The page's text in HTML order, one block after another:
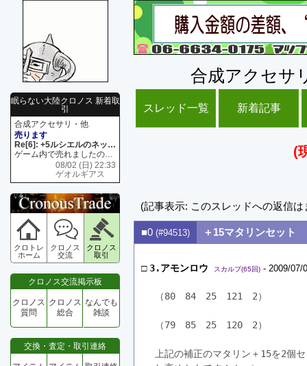
眠らない大陸クロノス 新着取
引
合成アクセサリ・他
売ります
Re[6]: +5ルシエルのネックレス
ゲーム内で売れましたので 在庫がネク1 リング4 となります リングのお値段は80G といたします
08/02 (日) 22:33
ゲオルギアス
クロトレ
ホーム
クロノス
交流
クロノス
取引
クロノス交流掲示板
クロノス
質問
クロノス
総合
なんでも
雑談
交換・査定・取引連絡
合成アクセサ
スレッド一覧 新着記事
(
(記事表示: このスレッドへの返信
■0 (#94513) ＋15マタリンセット
□3.アモンロウ スカルプ(65回) - 2009/07/
（80　84　25　121　2）
（79　85　25　120　2）
上記の補正のマタリン＋15を2個